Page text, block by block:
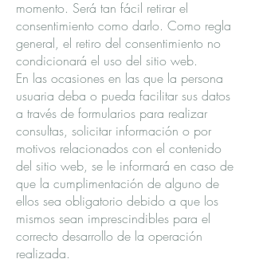
momento. Será tan fácil retirar el
consentimiento como darlo. Como regla
general, el retiro del consentimiento no
condicionará el uso del sitio web.
En las ocasiones en las que la persona
usuaria deba o pueda facilitar sus datos
a través de formularios para realizar
consultas, solicitar información o por
motivos relacionados con el contenido
del sitio web, se le informará en caso de
que la cumplimentación de alguno de
ellos sea obligatorio debido a que los
mismos sean imprescindibles para el
correcto desarrollo de la operación
realizada.